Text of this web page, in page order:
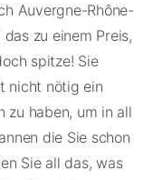
Auvergne-Rhône-
zu einem Preis,
spitze! Sie
nicht nötig ein
zu haben, um in all
die Sie schon
Sie all das, was